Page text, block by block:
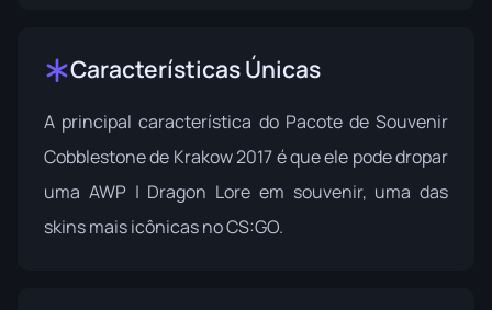
Características Únicas
A principal característica do Pacote de Souvenir
Cobblestone de Krakow 2017 é que ele pode dropar
uma AWP | Dragon Lore em souvenir, uma das
skins mais icônicas no CS:GO.